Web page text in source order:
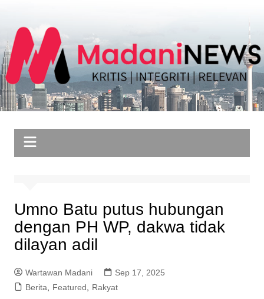
content
Umno Batu putus hubungan
dengan PH WP, dakwa tidak
dilayan adil
Wartawan Madani
Sep 17, 2025
Berita, Featured, Rakyat